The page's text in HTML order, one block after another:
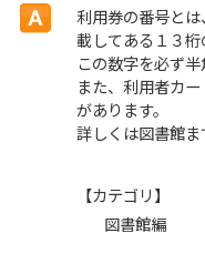
利用券の番号と
載してある１３桁
この数字を必ず半
また、利用者カ
があります。
詳しくは図書館ま
【カテゴリ】
図書館編